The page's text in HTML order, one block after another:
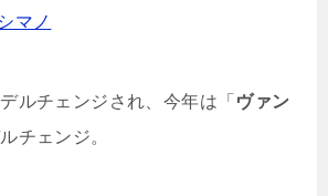
マノ
ルチェンジされ、今年は「 ヴァン
チェンジ。